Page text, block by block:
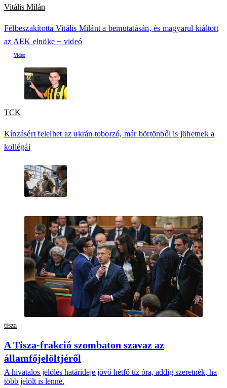
Vitális Milán
Félbeszakította Vitális Milánt a bemutatásán, és magyarul kiáltott
az AEK elnöke + videó
TCK
Kínzásért felelhet az ukrán toborzó, már börtönből is jöhetnek a
kollégái
tisza
A Tisza-frakció szombaton szavaz az
államfőjelöltjéről
A hivatalos jelölés határideje jövő hétfő tíz óra, addig szeretnék, ha
több jelölt is lenne.